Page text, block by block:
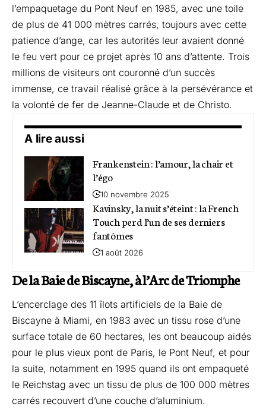
l’empaquetage du Pont Neuf en 1985, avec une toile
de plus de 41 000 mètres carrés, toujours avec cette
patience d’ange, car les autorités leur avaient donné
le feu vert pour ce projet après 10 ans d’attente. Trois
millions de visiteurs ont couronné d’un succès
immense, ce travail réalisé grâce à la persévérance et
la volonté de fer de Jeanne-Claude et de Christo.
A lire aussi
Frankenstein : l’amour, la chair et
l’égo
10 novembre 2025
Kavinsky, la nuit s’éteint : la French
Touch perd l’un de ses derniers
fantômes
1 août 2026
De la Baie de Biscayne, à l’Arc de Triomphe
L’encerclage des 11 îlots artificiels de la Baie de
Biscayne à Miami, en 1983 avec un tissu rose d’une
surface totale de 60 hectares, les ont beaucoup aidés
pour le plus vieux pont de Paris, le Pont Neuf, et pour
la suite, notamment en 1995 quand ils ont empaqueté
le Reichstag avec un tissu de plus de 100 000 mètres
carrés recouvert d’une couche d’aluminium.